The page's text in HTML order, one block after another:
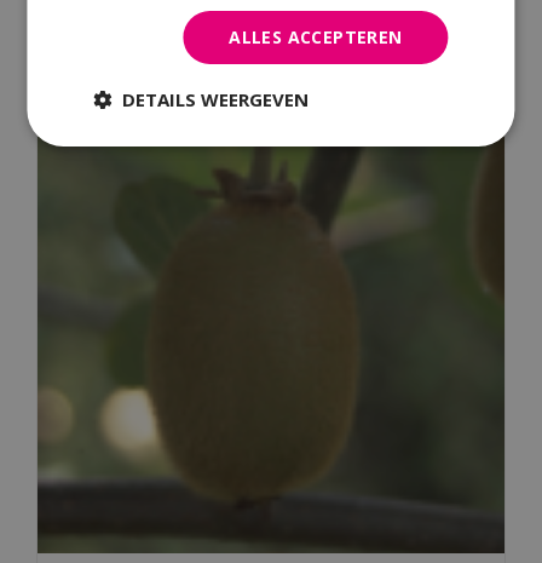
Soortgelijke planten
ALLES ACCEPTEREN
DETAILS WEERGEVEN